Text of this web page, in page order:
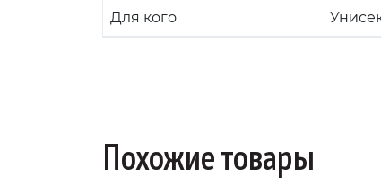
Для кого
Похожие товары